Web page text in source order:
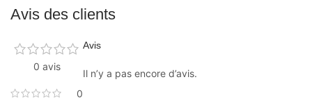
Avis des clients
0 avis
0
Avis
Il n’y a pas encore d’avis.